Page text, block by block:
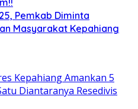
Pemkab Diminta
Masyarakat Kepahiang